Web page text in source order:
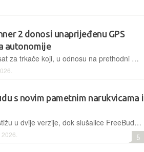
2 donosi unaprijeđenu GPS
autonomije
Huawei ima novi pametni sat za trkače koji, u odnosu na prethodni model, donosi novu antenu za poboljšano GPS praćenje, maratonski način rada te do dva tjedna autonomije
s novim pametnim narukvicama i
Nove pametne narukvice stižu u dvije verzije, dok slušalice FreeBuds Pro 5 nakon kineske premijere napokon postaju dostupne i na globalnom tržištu
5